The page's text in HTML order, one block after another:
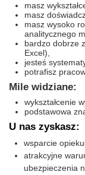
masz
masz
masz wysoko
analitycznego
bardzo dobrze
Excel),
jesteś
potrafisz
Mile widziane:
wykształcenie
podstawowa
U nas zyskasz:
wsparcie
atrakcyjne
ubezpieczenia